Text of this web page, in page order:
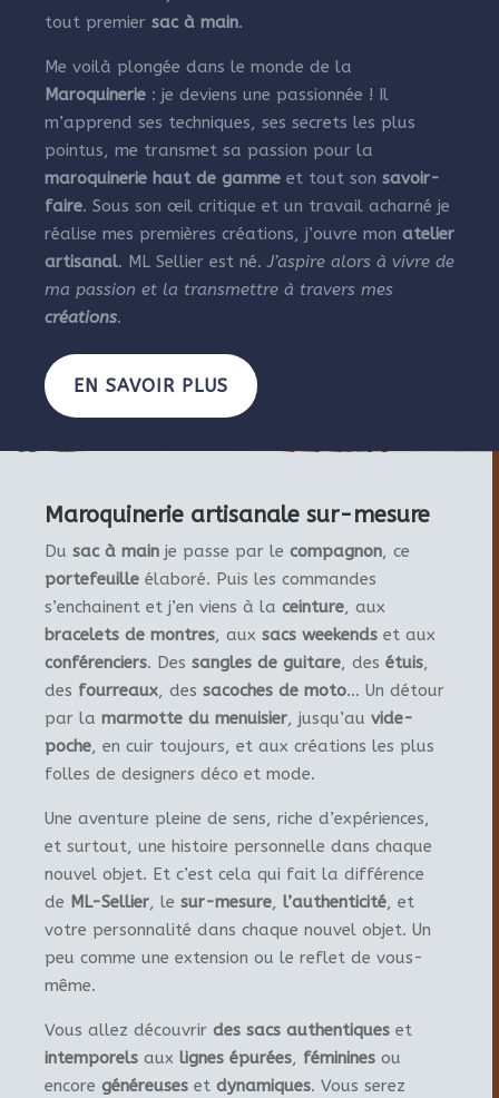
tout premier sac à main.
Me voilà plongée dans le monde de la
Maroquinerie : je deviens une passionnée ! Il
m’apprend ses techniques, ses secrets les plus
pointus, me transmet sa passion pour la
maroquinerie haut de gamme et tout son savoir-
faire. Sous son œil critique et un travail acharné je
réalise mes premières créations, j’ouvre mon atelier
artisanal. ML Sellier est né. J’aspire alors à vivre de
ma passion et la transmettre à travers mes
créations.
EN SAVOIR PLUS
Maroquinerie artisanale sur-mesure
Du sac à main je passe par le compagnon, ce
portefeuille élaboré. Puis les commandes
s’enchainent et j’en viens à la ceinture, aux
bracelets de montres, aux sacs weekends et aux
conférenciers. Des sangles de guitare, des étuis,
des fourreaux, des sacoches de moto… Un détour
par la marmotte du menuisier, jusqu’au vide-
poche, en cuir toujours, et aux créations les plus
folles de designers déco et mode.
Une aventure pleine de sens, riche d’expériences,
et surtout, une histoire personnelle dans chaque
nouvel objet. Et c’est cela qui fait la différence
de ML-Sellier, le sur-mesure, l’authenticité, et
votre personnalité dans chaque nouvel objet. Un
peu comme une extension ou le reflet de vous-
même.
Vous allez découvrir des sacs authentiques et
intemporels aux lignes épurées, féminines ou
encore généreuses et dynamiques. Vous serez